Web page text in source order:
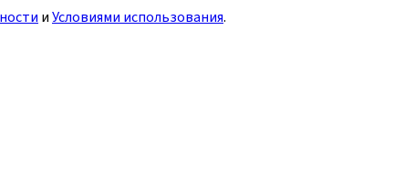
иУсловиями использования.